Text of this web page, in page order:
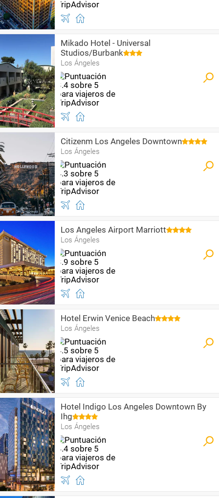
Mikado Hotel - Universal
Studios/Burbank
Los Ángeles
Citizenm Los Angeles Downtown
Los Ángeles
Los Angeles Airport Marriott
Los Ángeles
Hotel Erwin Venice Beach
Los Ángeles
Hotel Indigo Los Angeles Downtown By
Ihg
Los Ángeles